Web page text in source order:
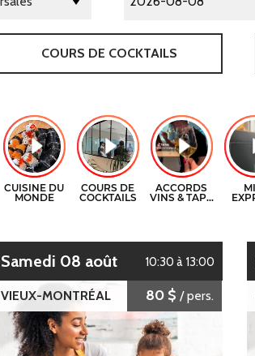
COURS DE COCKTAILS
samedi 08 août 10:30 à 13:00
VIEUX-MONTRÉAL 80 $ / pers.